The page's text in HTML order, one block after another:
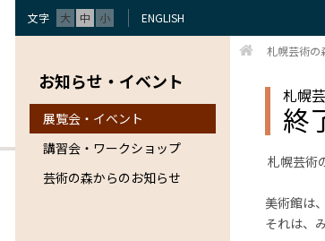
お知らせ・イベント
展覧会・イベント
講習会・ワークショップ
芸術の森からのお知らせ
文字 大 中 小 ENGLISH
札幌芸術の
札幌
終
札幌芸術
美術館は
それは、